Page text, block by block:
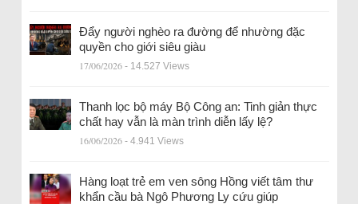
Đẩy người nghèo ra đường để nhường đặc
quyền cho giới siêu giàu
17/06/2026 - 14.527 Views
Thanh lọc bộ máy Bộ Công an: Tinh giản thực
chất hay vẫn là màn trình diễn lấy lệ?
16/06/2026 - 4.941 Views
Hàng loạt trẻ em ven sông Hồng viết tâm thư
khẩn cầu bà Ngô Phương Ly cứu giúp